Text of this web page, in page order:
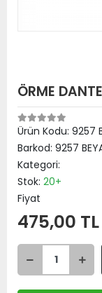
ÖRME
Ürün Kodu: 9257
Barkod: 9257
Kategori:
Stok: 20+
Fiyat
475,00 TL